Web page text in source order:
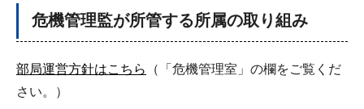
危機管理監が所管する所属の取り組み
部局運営方針はこちら
（「危機管理室」の欄をご覧くだ
さい。）